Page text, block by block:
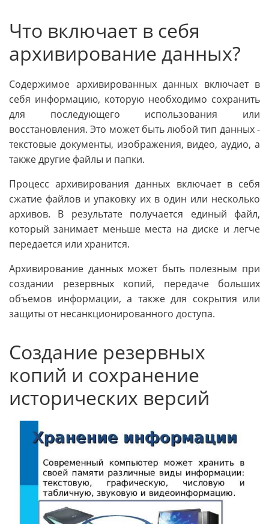
Что включает в себя
архивирование данных?
Содержимое архивированных данных включает в
себя информацию, которую необходимо сохранить
для последующего использования или
восстановления. Это может быть любой тип данных -
текстовые документы, изображения, видео, аудио, а
также другие файлы и папки.
Процесс архивирования данных включает в себя
сжатие файлов и упаковку их в один или несколько
архивов. В результате получается единый файл,
который занимает меньше места на диске и легче
передается или хранится.
Архивирование данных может быть полезным при
создании резервных копий, передаче больших
объемов информации, а также для сокрытия или
защиты от несанкционированного доступа.
Создание резервных
копий и сохранение
исторических версий